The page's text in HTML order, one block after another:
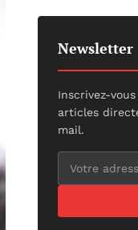
Newsletter
Inscrivez-
articles
mail.